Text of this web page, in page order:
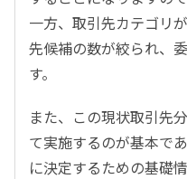
一方、取引先カテゴリ
先候補の数が絞られ、
す。
また、この現状取引先
て実施するのが基本で
に決定するための基礎